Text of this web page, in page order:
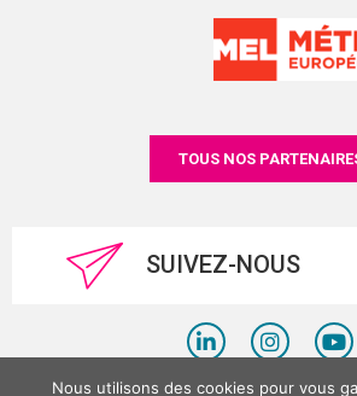
TOUS NOS
SUIVEZ-NOUS
Nous utilisons des cookies pour vous